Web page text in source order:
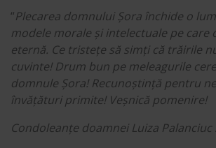
“Plecarea domnului Șora închide o
modele morale și intelectuale pe care
eternă. Ce tristețe să simți că trăirile
cuvinte! Drum bun pe meleagurile
domnule Șora! Recunoștință pentru
învățături primite! Veșnică pomenire!
Condoleanțe doamnei Luiza Palanciuc